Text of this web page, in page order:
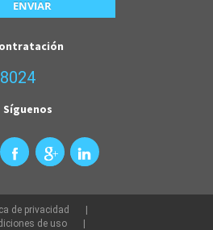
Síguenos
de privacidad
de uso